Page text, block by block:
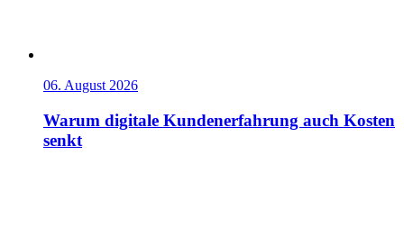
06. August 2026
Warum digitale Kundenerfahrung auch Kosten
senkt